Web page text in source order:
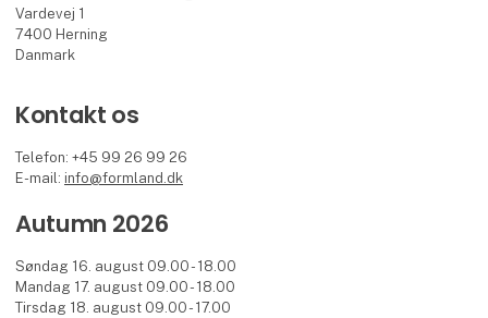
Vardevej 1
7400 Herning
Danmark
Kontakt os
Telefon: +45 99 26 99 26
E-mail: info@formland.dk
Autumn 2026
Søndag 16. august 09.00 - 18.00
Mandag 17. august 09.00 - 18.00
Tirsdag 18. august 09.00 - 17.00